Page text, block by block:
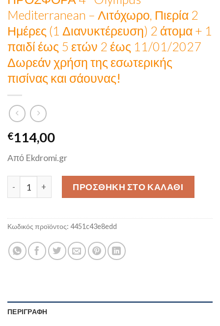
Mediterranean – Λιτόχωρο, Πιερία 2
Ημέρες (1 Διανυκτέρευση) 2 άτομα + 1
παιδί έως 5 ετών 2 έως 11/01/2027
Δωρεάν χρήση της εσωτερικής
πισίνας και σάουνας!
€114,00
Από Ekdromi.gr
ΠΡΟΣΘΉΚΗ ΣΤΟ ΚΑΛΆΘΙ
Κωδικός προϊόντος: 4451c43e8edd
ΠΕΡΙΓΡΑΦΉ